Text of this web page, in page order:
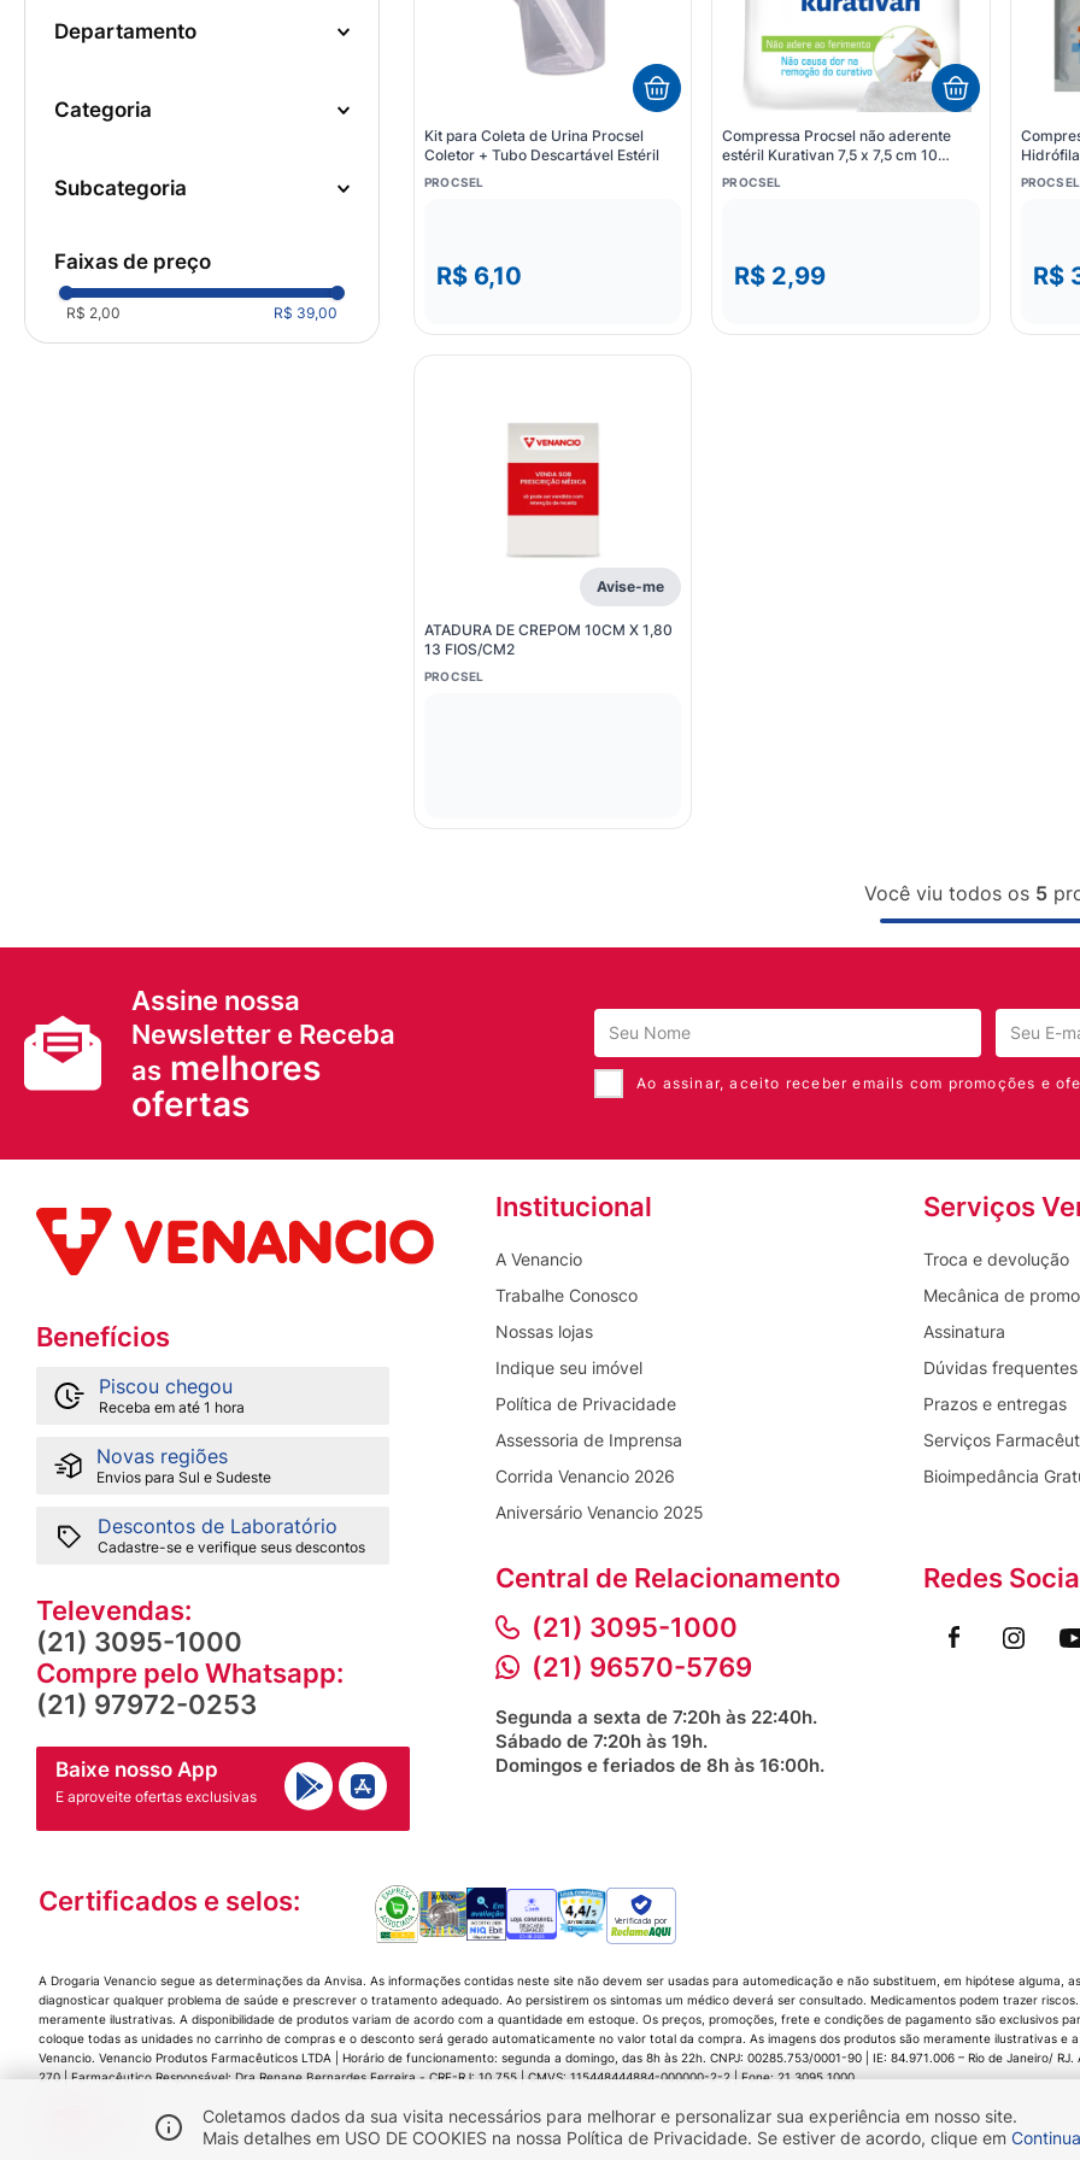
Coletamos dados da sua visita necessários para melhorar e personalizar sua experiência em nosso site.
Mais detalhes em USO DE COOKIES na nossa Política de Privacidade. Se estiver de acordo, clique em
departamento
categoria
Material Hospitalar
subcategoria
Descartável
Atadura e Bandagem (1)
faixas de preço
R$ 2,00 R$ 39,00
Kit para Coleta de Urina Procsel
Coletor + Tubo Descartável Estéril
PROCSEL
R$ 6,10
Compressa Procsel não aderente
estéril Kurativan 7,5 x 7,5 cm 10
unidades
PROCSEL
R$ 2,99
PROCSEL
R$
Avise-me
ATADURA DE CREPOM 10CM X 1,80
13 FIOS/CM2
PROCSEL
Você viu todos os 5
Assine nossa
Newsletter e Receba
as melhores
ofertas
Ao assinar, aceito receber emails com promoções e
Benefícios
Piscou chegou
Receba em até 1 hora
Novas regiões
Envios para Sul e Sudeste
Descontos de Laboratório
Cadastre-se e verifique seus descontos
Televendas:
(21) 3095-1000
Compre pelo Whatsapp:
(21) 97972-0253
Baixe nosso App
E aproveite ofertas exclusivas
Institucional
A Venancio
Trabalhe Conosco
Nossas lojas
Indique seu imóvel
Política de Privacidade
Assessoria de Imprensa
Corrida Venancio 2026
Aniversário Venancio 2025
Serviços
Troca e devolução
Mecânica de
Assinatura
Dúvidas frequentes
Prazos e entregas
Serviços
Bioimpedância
Central de Relacionamento
(21) 3095-1000
(21) 96570-5769
Segunda a sexta de 7:20h às 22:40h.
Sábado de 7:20h às 19h.
Domingos e feriados de 8h às 16:00h.
Redes
Certificados e selos:
Verificada por
A Drogaria Venancio segue as determinações da Anvisa. As informações contidas neste site não devem ser usadas para automedicação e não substituem, em hipótese alguma,
diagnosticar qualquer problema de saúde e prescrever o tratamento adequado. Ao persistirem os sintomas um médico deverá ser consultado. Medicamentos podem trazer
meramente ilustrativas. A disponibilidade de produtos variam de acordo com a quantidade em estoque. Os preços, promoções, frete e condições de pagamento são exclusivos
coloque todas as unidades no carrinho de compras e o desconto será gerado automaticamente no valor total da compra. As imagens dos produtos são meramente ilustrativas e
Venancio. Venancio Produtos Farmacêuticos LTDA | Horário de funcionamento: segunda a domingo, das 8h às 22h. CNPJ: 00285.753/0001-90 | IE: 84.971.006 – Rio de Janeiro/
270 | Farmacêutico Responsável: Dra Renane Bernardes Ferreira - CRF-RJ: 10.755 | CMVS: 115448444884-000000-2-2 | Fone: 21 3095 1000